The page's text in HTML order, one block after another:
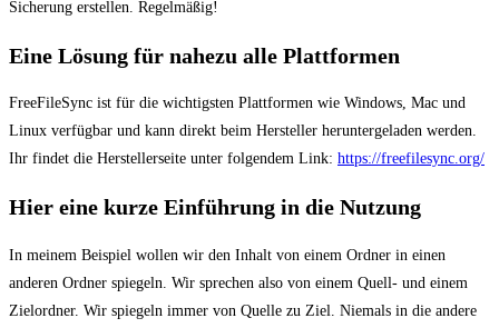
Sicherung erstellen. Regelmäßig!
Eine Lösung für nahezu alle Plattformen
FreeFileSync ist für die wichtigsten Plattformen wie Windows, Mac und
Linux verfügbar und kann direkt beim Hersteller heruntergeladen werden.
Ihr findet die Herstellerseite unter folgendem Link: https://freefilesync.org/
Hier eine kurze Einführung in die Nutzung
In meinem Beispiel wollen wir den Inhalt von einem Ordner in einen
anderen Ordner spiegeln. Wir sprechen also von einem Quell- und einem
Zielordner. Wir spiegeln immer von Quelle zu Ziel. Niemals in die andere